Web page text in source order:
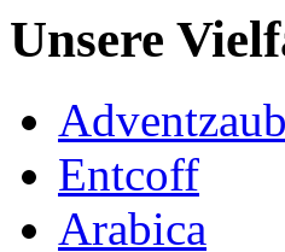
Unsere
Entcoff
Arabica